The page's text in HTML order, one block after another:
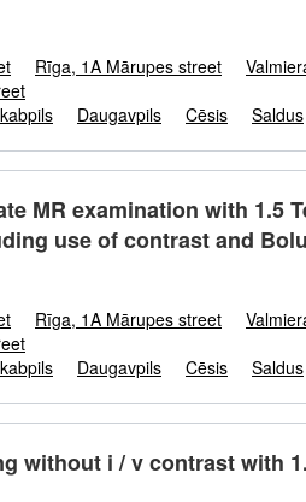
Rīga, 1A Mārupes street
Daugavpils Cēsis Saldus
MR examination with 1.5
use of contrast and
Rīga, 1A Mārupes street
Daugavpils Cēsis Saldus
without i / v contrast with